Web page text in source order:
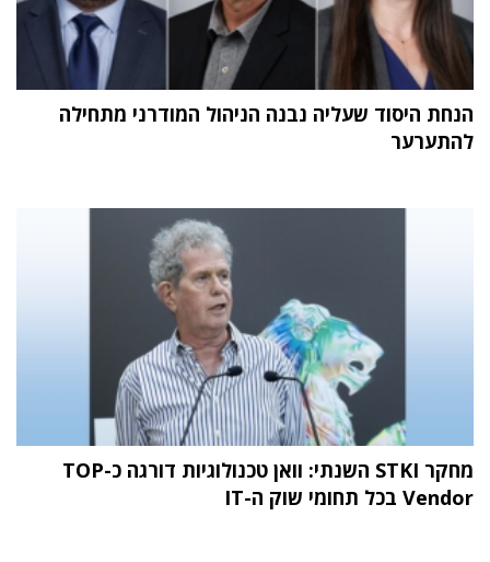
הנחת היסוד שעליה נבנה הניהול המודרני מתחילה
להתערער
מחקר STKI השנתי: וואן טכנולוגיות דורגה כ-TOP
Vendor בכל תחומי שוק ה-IT